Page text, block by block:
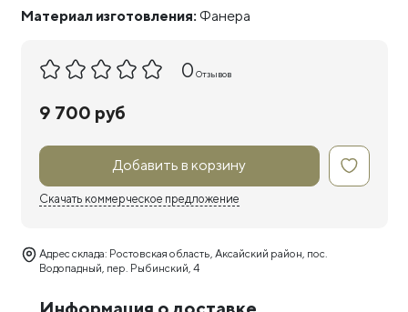
Материал изготовления: Фанера
0 Отзывов
9 700 руб
Добавить в корзину
Скачать коммерческое предложение
Адрес склада: Ростовская область, Аксайский район, пос.
Водопадный, пер. Рыбинский, 4
Информация о доставке